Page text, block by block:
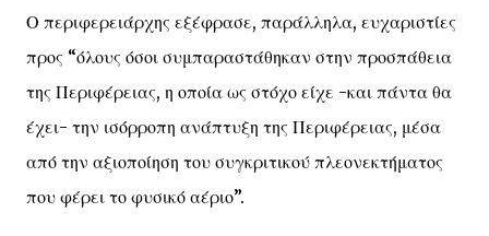
Ο περιφερειάρχης εξέφρασε, παράλληλα, ευχαριστίες
προς “όλους όσοι συμπαραστάθηκαν στην προσπάθεια
της Περιφέρειας, η οποία ως στόχο είχε -και πάντα θα
έχει- την ισόρροπη ανάπτυξη της Περιφέρειας, μέσα
από την αξιοποίηση του συγκριτικού πλεονεκτήματος
που φέρει το φυσικό αέριο”.